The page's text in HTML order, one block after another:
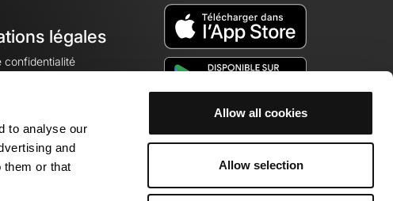
to analyse our
and
them or that
Allow all cookies
Allow selection
légales
confidentialité
cookies